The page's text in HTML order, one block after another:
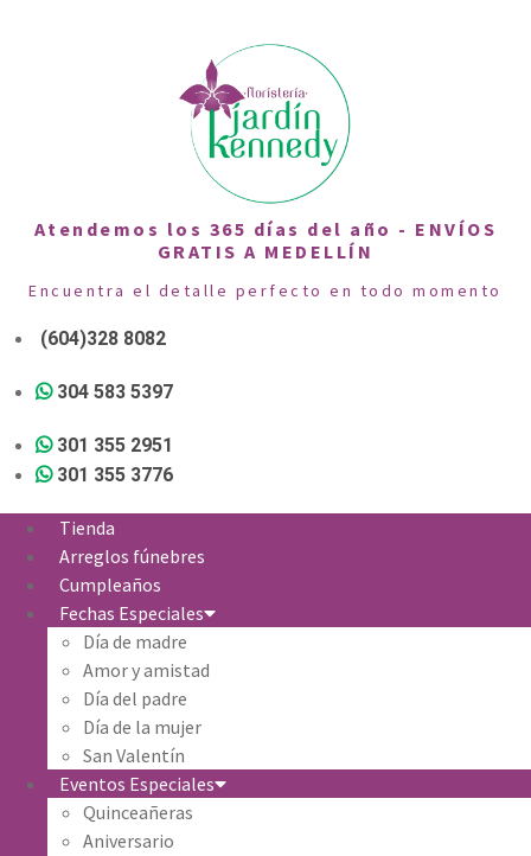
Atendemos los 365 días del año - ENVÍOS
GRATIS A MEDELLÍN
Encuentra el detalle perfecto en todo momento
(604)328 8082
304 583 5397
301 355 2951
301 355 3776
Tienda
Arreglos fúnebres
Cumpleaños
Fechas Especiales
Día de madre
Amor y amistad
Día del padre
Día de la mujer
San Valentín
Eventos Especiales
Quinceañeras
Aniversario